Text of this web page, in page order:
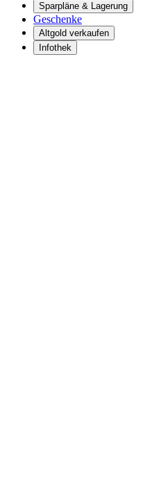
Sparpläne & Lagerung
Geschenke
Altgold verkaufen
Infothek